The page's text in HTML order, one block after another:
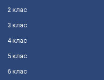
2 клас
3 клас
4 клас
5 клас
6 клас